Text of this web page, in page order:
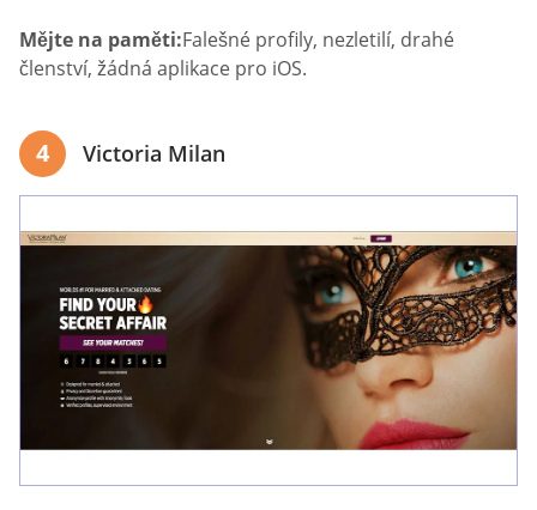
Mějte na paměti:Falešné profily, nezletilí, drahé
členství, žádná aplikace pro iOS.
4 Victoria Milan